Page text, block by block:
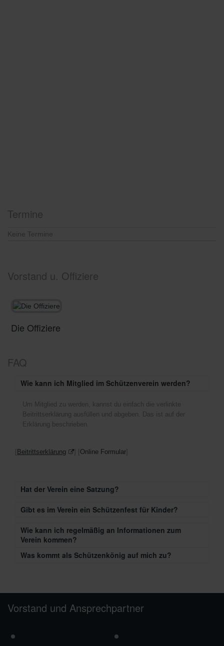
Termine
Keine Termine
Vorstand u. Offiziere
Die Offiziere
FAQ
Wie kann ich Mitglied im Schützenverein werden?
Um Mitglied zu werden, kannst du einfach die verlinkte
Beitrittserklärung ausfüllen und abgeben. Das ist auf der
Erklärung beschrieben.
Beitrittserklärung Online Formular
Hat der Verein eine Satzung?
Gibt es im Verein ein Schützenfest für Kinder?
Wie kann ich regelmäßig an Informationen zum
Verein kommen?
Was kommt als Schützenkönig auf mich zu?
Vorstand und Ansprechpartner